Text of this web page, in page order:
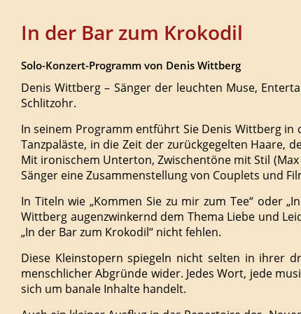
In der Bar zum Krokodil
Solo-Konzert-Programm von Denis Wittberg
Denis Wittberg – Sänger der leuchten Muse,
Schlitzohr.
In seinem Programm entführt Sie Denis Wittberg
Tanzpaläste, in die Zeit der zurückgegelten Haare,
Mit ironischem Unterton, Zwischentöne mit Stil
Sänger eine Zusammenstellung von Couplets und
In Titeln wie „Kommen Sie zu mir zum Tee“ oder
Wittberg augenzwinkernd dem Thema Liebe und
„In der Bar zum Krokodil“ nicht fehlen.
Diese Kleinstopern spiegeln nicht selten in ihrer
menschlicher Abgründe wider. Jedes Wort, jede
sich um banale Inhalte handelt.